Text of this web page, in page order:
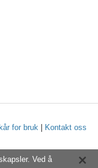
for bruk| Kontakt oss
Ved å